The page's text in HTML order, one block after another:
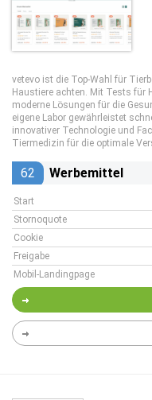
vetevo ist die Top-Wahl für
Haustiere achten. Mit Tests für
moderne Lösungen für die
eigene Labor gewährleistet
innovativer Technologie und
Tiermedizin für die optimale
62 Werbemittel
Start
Stornoquote
Cookie
Freigabe
Mobil-Landingpage